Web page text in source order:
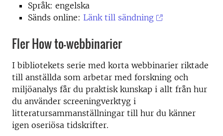
Språk: engelska
Sänds online: Länk till sändning
Fler How to-webbinarier
I bibliotekets serie med korta webbinarier riktade
till anställda som arbetar med forskning och
miljöanalys får du praktisk kunskap i allt från hur
du använder screeningverktyg i
litteratursammanställningar till hur du känner
igen oseriösa tidskrifter.